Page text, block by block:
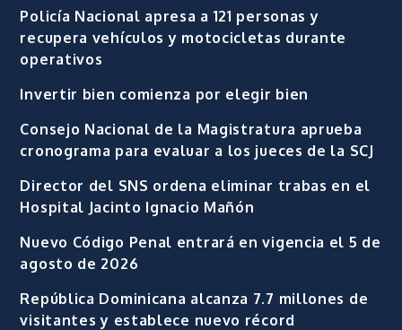
Policía Nacional apresa a 121 personas y
recupera vehículos y motocicletas durante
operativos
Invertir bien comienza por elegir bien
Consejo Nacional de la Magistratura aprueba
cronograma para evaluar a los jueces de la SCJ
Director del SNS ordena eliminar trabas en el
Hospital Jacinto Ignacio Mañón
Nuevo Código Penal entrará en vigencia el 5 de
agosto de 2026
República Dominicana alcanza 7.7 millones de
visitantes y establece nuevo récord